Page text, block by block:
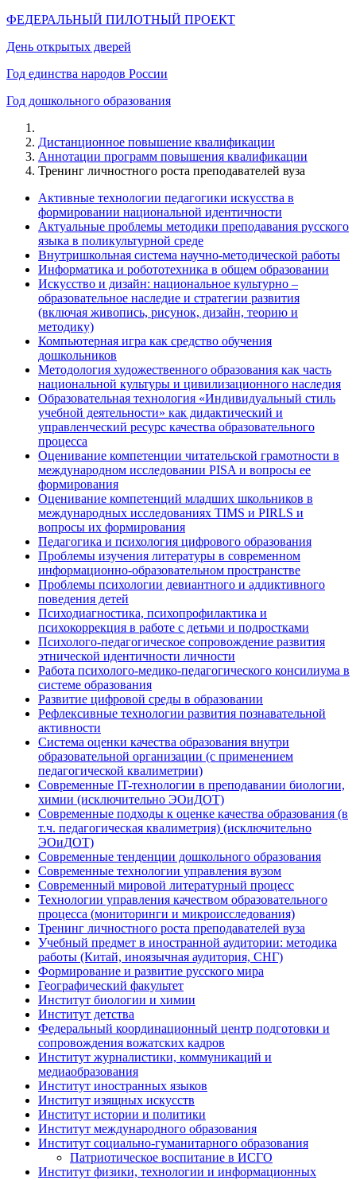
ФЕДЕРАЛЬНЫЙ ПИЛОТНЫЙ ПРОЕКТ
День открытых дверей
Год единства народов России
Год дошкольного образования
Дистанционное повышение квалификации
Аннотации программ повышения квалификации
Тренинг личностного роста преподавателей вуза
Активные технологии педагогики искусства в
формировании национальной идентичности
Актуальные проблемы методики преподавания русского
языка в поликультурной среде
Внутришкольная система научно-методической работы
Информатика и робототехника в общем образовании
Искусство и дизайн: национальное культурно –
образовательное наследие и стратегии развития
(включая живопись, рисунок, дизайн, теорию и
методику)
Компьютерная игра как средство обучения
дошкольников
Методология художественного образования как часть
национальной культуры и цивилизационного наследия
Образовательная технология «Индивидуальный стиль
учебной деятельности» как дидактический и
управленческий ресурс качества образовательного
процесса
Оценивание компетенции читательской грамотности в
международном исследовании PISA и вопросы ее
формирования
Оценивание компетенций младших школьников в
международных исследованиях TIMS и PIRLS и
вопросы их формирования
Педагогика и психология цифрового образования
Проблемы изучения литературы в современном
информационно-образовательном пространстве
Проблемы психологии девиантного и аддиктивного
поведения детей
Психодиагностика, психопрофилактика и
психокоррекция в работе с детьми и подростками
Психолого-педагогическое сопровождение развития
этнической идентичности личности
Работа психолого-медико-педагогического консилиума в
системе образования
Развитие цифровой среды в образовании
Рефлексивные технологии развития познавательной
активности
Система оценки качества образования внутри
образовательной организации (с применением
педагогической квалиметрии)
Современные IT-технологии в преподавании биологии,
химии (исключительно ЭОиДОТ)
Современные подходы к оценке качества образования (в
т.ч. педагогическая квалиметрия) (исключительно
ЭОиДОТ)
Современные тенденции дошкольного образования
Современные технологии управления вузом
Современный мировой литературный процесс
Технологии управления качеством образовательного
процесса (мониторинги и микроисследования)
Тренинг личностного роста преподавателей вуза
Учебный предмет в иностранной аудитории: методика
работы (Китай, иноязычная аудитория, СНГ)
Формирование и развитие русского мира
Географический факультет
Институт биологии и химии
Институт детства
Федеральный координационный центр подготовки и
сопровождения вожатских кадров
Институт журналистики, коммуникаций и
медиаобразования
Институт иностранных языков
Институт изящных искусств
Институт истории и политики
Институт международного образования
Институт социально-гуманитарного образования
Патриотическое воспитание в ИСГО
Институт физики, технологии и информационных